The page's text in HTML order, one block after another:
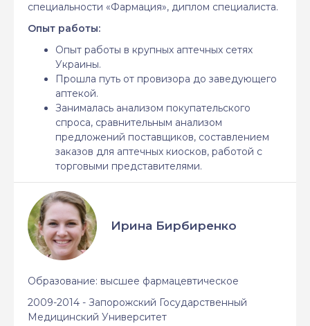
специальности «Фармация», диплом специалиста.
Опыт работы:
Опыт работы в крупных аптечных сетях
Украины.
Прошла путь от провизора до заведующего
аптекой.
Занималась анализом покупательского
спроса, сравнительным анализом
предложений поставщиков, составлением
заказов для аптечных киосков, работой с
торговыми представителями.
Ирина Бирбиренко
Образование: высшее фармацевтическое
2009-2014 - Запорожский Государственный
Медицинский Университет